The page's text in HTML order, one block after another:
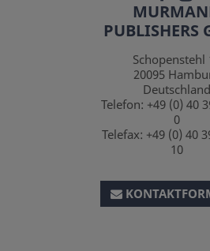
PUBLISHERS
Schopenstehl
20095
Deutschland
Telefon: +49 (0) 40
0
Telefax: +49 (0) 40
10